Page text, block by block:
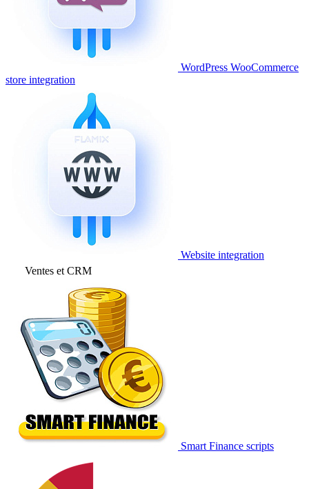
WordPress WooCommerce
store integration
Website integration
Ventes et CRM
Smart Finance scripts